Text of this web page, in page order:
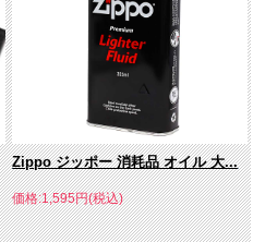
Zippo ジッポー 消耗品 オイル 大...
価格:1,595円(税込)